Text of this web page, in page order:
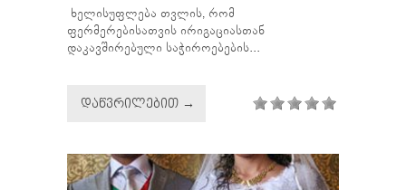
ხელისუფლება თვლის, რომ
ფერმერებისათვის ირიგაციასთან
დაკავშირებული საჭიროებების...
ᲓᲐᲬᲕᲠᲘᲚᲔᲑᲘᲗ →